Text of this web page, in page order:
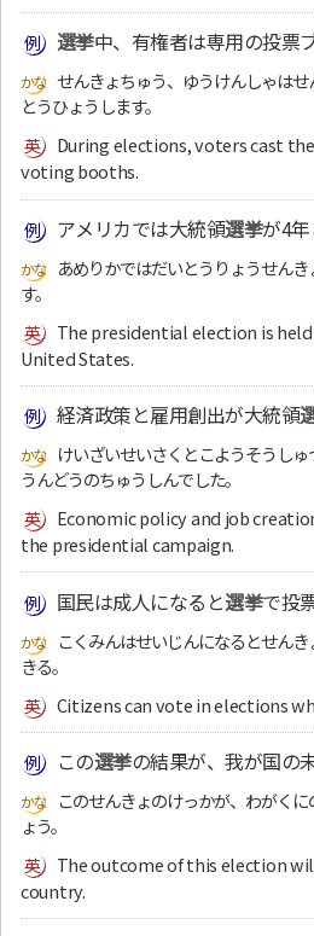
選挙中、有権者は専用の投票
せんきょちゅう、ゆうけんしゃは
とうひょうします。
During elections, voters cast
voting booths.
アメリカでは大統領選挙が4年
あめりかではだいとうりょうせん
す。
The presidential election is
United States.
経済政策と雇用創出が大統領
けいざいせいさくとこようそうし
うんどうのちゅうしんでした。
Economic policy and job
the presidential campaign.
国民は成人になると選挙で投
こくみんはせいじんになるとせん
きる。
Citizens can vote in elections
この選挙の結果が、我が国の
このせんきょのけっかが、わがく
ょう。
The outcome of this election
country.